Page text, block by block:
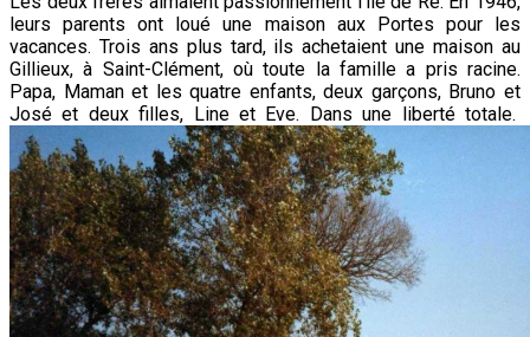
leurs parents ont loué une maison aux Portes pour les
vacances. Trois ans plus tard, ils achetaient une maison au
Gillieux, à Saint-Clément, où toute la famille a pris racine.
Papa, Maman et les quatre enfants, deux garçons, Bruno et
José et deux filles, Line et Eve. Dans une liberté totale.